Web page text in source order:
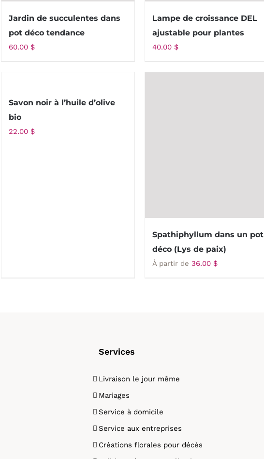
Jardin de succulentes dans
pot déco tendance
60.00 $
Lampe de croissance DEL
ajustable pour plantes
40.00 $
Savon noir à l’huile d’olive
bio
22.00 $
Spathiphyllum dans un pot
déco (Lys de paix)
À partir de 36.00 $
Services
Livraison le jour même
Mariages
Service à domicile
Service aux entreprises
Créations florales pour décès